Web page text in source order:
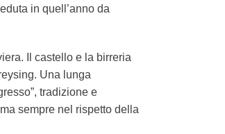
in quell’anno da
Il castello e la birreria
Una lunga
tradizione e
sempre nel rispetto della